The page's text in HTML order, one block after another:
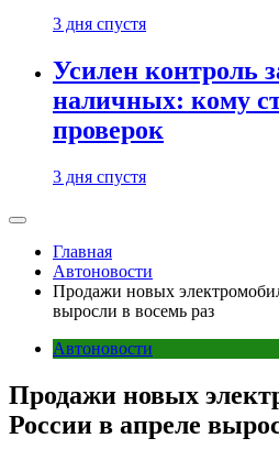
3 дня спустя
Усилен контроль
наличных: кому
проверок
3 дня спустя
Главная
Автоновости
Продажи новых
выросли в восемь раз
Автоновости
Продажи новых
России в апреле